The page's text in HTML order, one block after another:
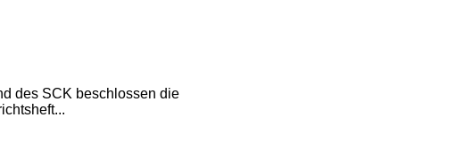
des SCK beschlossen die